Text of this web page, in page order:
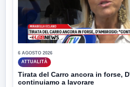
6 AGOSTO 2026
ATTUALITÀ
Tirata del Carro ancora in forse,
continuiamo a lavorare